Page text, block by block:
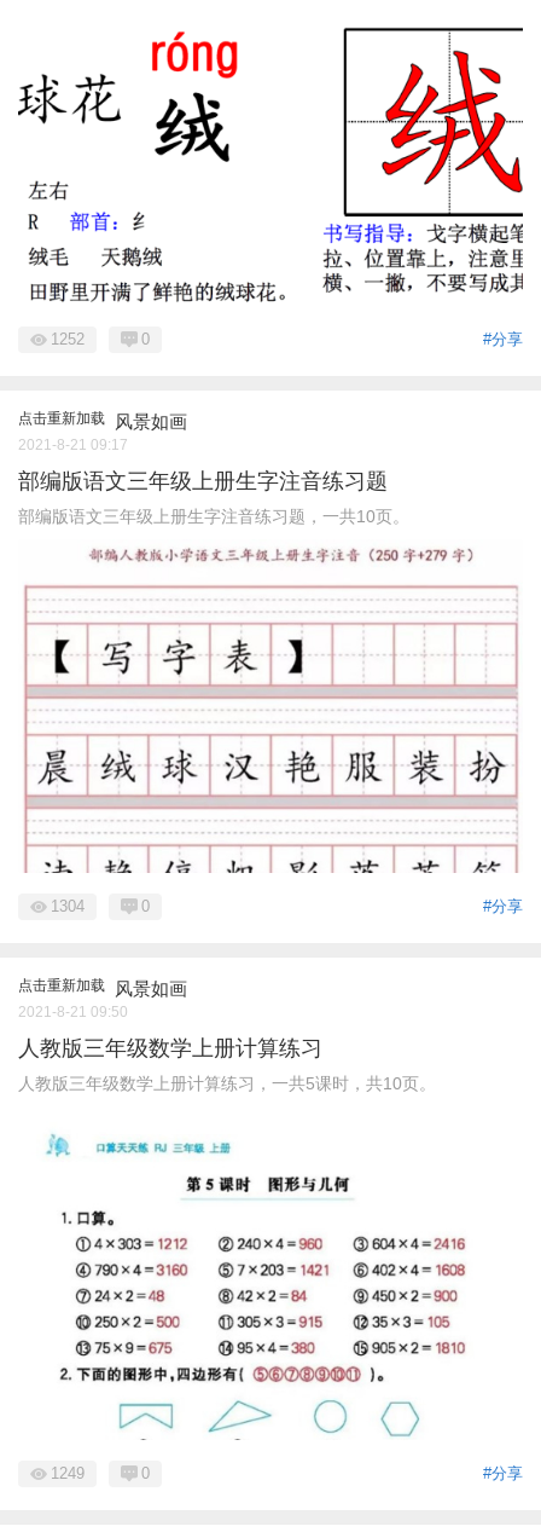
#分享
1252 0
点击重新加载 风景如画
2021-8-21 09:17
部编版语文三年级上册生字注音练习题
部编版语文三年级上册生字注音练习题，一共10页。
#分享
1304 0
点击重新加载 风景如画
2021-8-21 09:50
人教版三年级数学上册计算练习
人教版三年级数学上册计算练习，一共5课时，共10页。
#分享
1249 0